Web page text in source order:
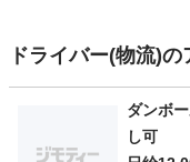
ドライバー(物流)
ダンボ
し可